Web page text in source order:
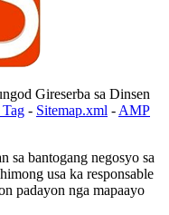
Gireserba sa Dinsen
- Sitemap.xml - AMP
sa bantogang negosyo sa
usa ka responsable
padayon nga mapaayo